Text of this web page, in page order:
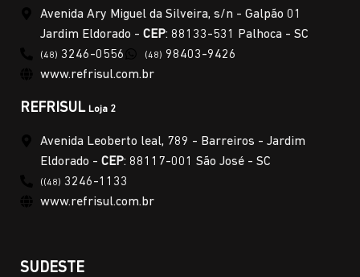
Avenida Ary Miguel da Silveira, s/n - Galpão 01
Jardim Eldorado - CEP: 88133-531 Palhoca - SC
(48) 3246-0556 (48) 98403-9426
www.refrisul.com.br
REFRISUL Loja 2
Avenida Leoberto leal, 789 - Barreiros - Jardim
Eldorado - CEP: 88117-001 São José - SC
((48) 3246-1133
www.refrisul.com.br
SUDESTE